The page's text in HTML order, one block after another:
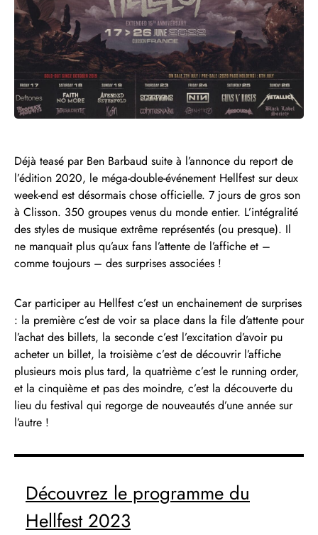
Déjà teasé par Ben Barbaud suite à l’annonce du report de
l’édition 2020, le méga-double-événement Hellfest sur deux
week-end est désormais chose officielle. 7 jours de gros son
à Clisson. 350 groupes venus du monde entier. L’intégralité
des styles de musique extrême représentés (ou presque). Il
ne manquait plus qu’aux fans l’attente de l’affiche et –
comme toujours – des surprises associées !
Car participer au Hellfest c’est un enchainement de surprises
: la première c’est de voir sa place dans la file d’attente pour
l’achat des billets, la seconde c’est l’excitation d’avoir pu
acheter un billet, la troisième c’est de découvrir l’affiche
plusieurs mois plus tard, la quatrième c’est le running order,
et la cinquième et pas des moindre, c’est la découverte du
lieu du festival qui regorge de nouveautés d’une année sur
l’autre !
Découvrez le programme du
Hellfest 2023